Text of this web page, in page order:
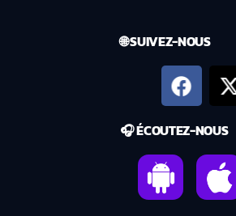
🌐 SUIVEZ-NOUS
🎧 ÉCOUTEZ-NOUS